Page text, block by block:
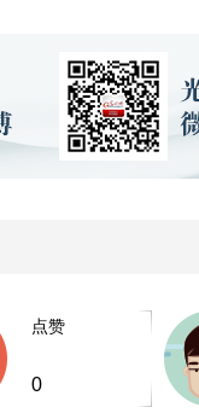
点赞
0